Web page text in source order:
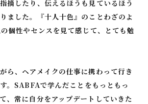
摘したり、伝えるほうも見ているほう
ました。『十人十色』のことわざのよ
個性やセンスを見て感じて、とても勉
ら、ヘアメイクの仕事に携わって行き
。SABFAで学んだことをもっともっ
、常に自分をアップデートしていきた